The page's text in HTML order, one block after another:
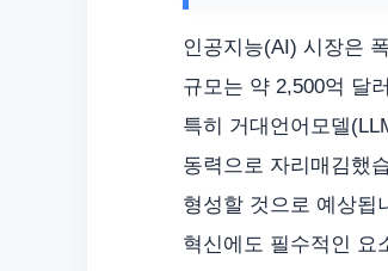
인공지능(AI) 시장은
규모는 약 2,500억 달
특히 거대언어모델
동력으로 자리매김했
형성할 것으로 예상됩
혁신에도 필수적인 요